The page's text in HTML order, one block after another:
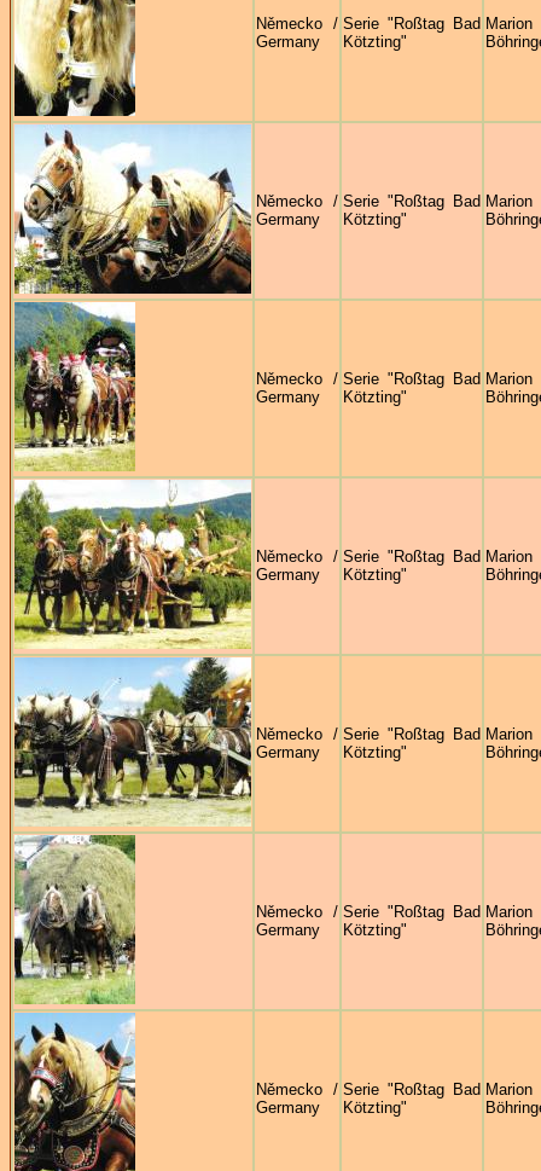
Německo /
Germany
Serie "Roßtag Bad
Kötzting"
Marion
Německo /
Germany
Serie "Roßtag Bad
Kötzting"
Marion
Německo /
Germany
Serie "Roßtag Bad
Kötzting"
Marion
Německo /
Germany
Serie "Roßtag Bad
Kötzting"
Marion
Německo /
Germany
Serie "Roßtag Bad
Kötzting"
Marion
Německo /
Germany
Serie "Roßtag Bad
Kötzting"
Marion
Německo /
Germany
Serie "Roßtag Bad
Kötzting"
Marion